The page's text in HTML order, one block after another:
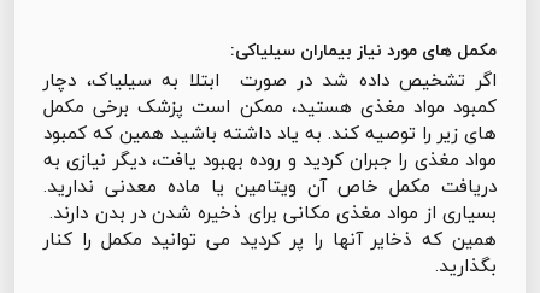
مکمل های مورد نیاز بیماران سیلیاکی:
اگر تشخیص داده شد در صورت ابتلا به سیلیاک، دچار
کمبود مواد مغذی هستید، ممکن است پزشک برخی مکمل
های زیر را توصیه کند. به یاد داشته باشید همین که کمبود
مواد مغذی را جبران کردید و روده بهبود یافت، دیگر نیازی به
دریافت مکمل خاص آن ویتامین یا ماده معدنی ندارید.
بسیاری از مواد مغذی مکانی برای ذخیره شدن در بدن دارند.
همین که ذخایر آنها را پر کردید می توانید مکمل را کنار
بگذارید.